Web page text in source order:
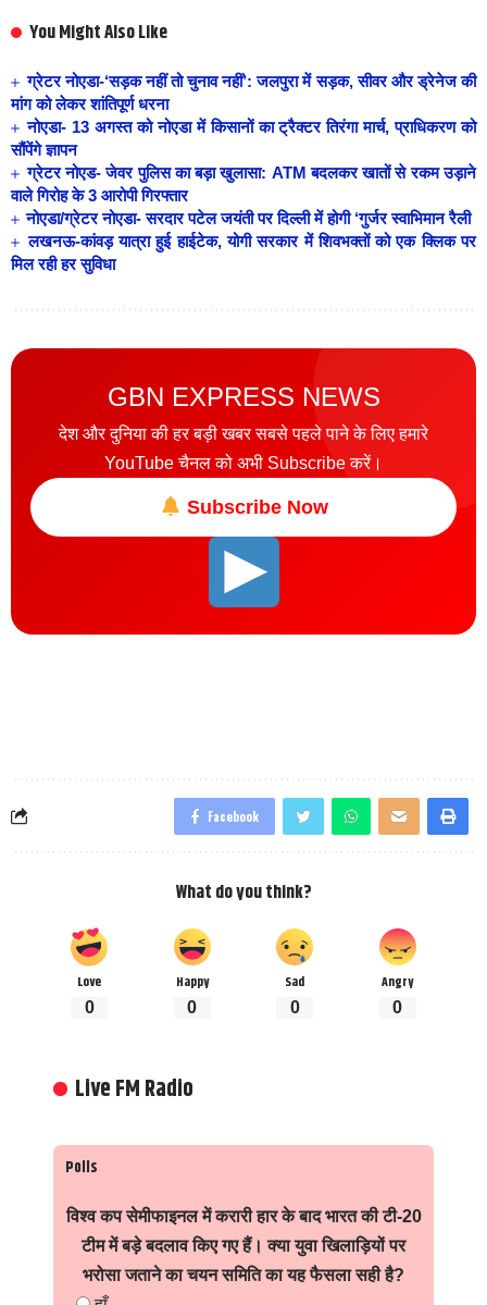
You Might Also Like
ग्रेटर नोएडा-‘सड़क नहीं तो चुनाव नहीं’: जलपुरा में सड़क, सीवर और ड्रेनेज की
मांग को लेकर शांतिपूर्ण धरना
नोएडा- 13 अगस्त को नोएडा में किसानों का ट्रैक्टर तिरंगा मार्च, प्राधिकरण को
सौंपेंगे ज्ञापन
ग्रेटर नोएड- जेवर पुलिस का बड़ा खुलासा: ATM बदलकर खातों से रकम उड़ाने
वाले गिरोह के 3 आरोपी गिरफ्तार
नोएडा/ग्रेटर नोएडा- सरदार पटेल जयंती पर दिल्ली में होगी ‘गुर्जर स्वाभिमान रैली
लखनऊ-कांवड़ यात्रा हुई हाईटेक, योगी सरकार में शिवभक्तों को एक क्लिक पर
मिल रही हर सुविधा
GBN EXPRESS NEWS
देश और दुनिया की हर बड़ी खबर सबसे पहले पाने के लिए हमारे
YouTube चैनल को अभी Subscribe करें।
Subscribe Now
Facebook
What do you think?
Love
0
Happy
0
Sad
0
Angry
0
Live FM Radio
Polls
विश्व कप सेमीफाइनल में करारी हार के बाद भारत की टी-20
टीम में बड़े बदलाव किए गए हैं। क्या युवा खिलाड़ियों पर
भरोसा जताने का चयन समिति का यह फैसला सही है?